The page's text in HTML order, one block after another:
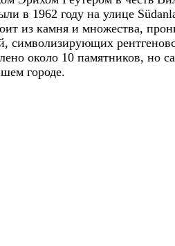
в 1962 году на улице
из камня и множества,
символизирующих
около 10 памятников, но
городе.